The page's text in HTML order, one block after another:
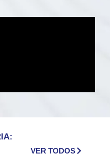
VER TODOS